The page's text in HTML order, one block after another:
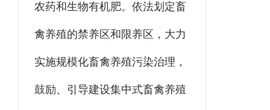
农药和生物有机肥。依法划定畜
禽养殖的禁养区和限养区，大力
实施规模化畜禽养殖污染治理，
鼓励、引导建设集中式畜禽养殖